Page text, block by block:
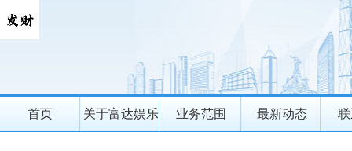
首页 关于富达娱乐 业务范围 最新动态